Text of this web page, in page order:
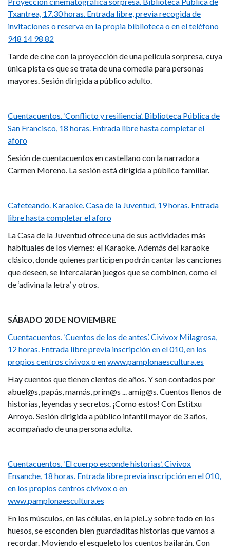
Txantrea, 17.30 horas. Entrada libre, previa recogida de
invitaciones o reserva en la propia biblioteca o en el teléfono
948 14 98 82
Tarde de cine con la proyección de una película sorpresa, cuya
única pista es que se trata de una comedia para personas
mayores. Sesión dirigida a público adulto.
Cuentacuentos. ‘Conflicto y resiliencia’. Biblioteca Pública de
San Francisco, 18 horas. Entrada libre hasta completar el
aforo
Sesión de cuentacuentos en castellano con la narradora
Carmen Moreno. La sesión está dirigida a público familiar.
Cafeteando. Karaoke. Casa de la Juventud, 19 horas. Entrada
libre hasta completar el aforo
La Casa de la Juventud ofrece una de sus actividades más
habituales de los viernes: el Karaoke. Además del karaoke
clásico, donde quienes participen podrán cantar las canciones
que deseen, se intercalarán juegos que se combinen, como el
de ‘adivina la letra’ y otros.
SÁBADO 20 DE NOVIEMBRE
Cuentacuentos. ‘Cuentos de los de antes’. Civivox Milagrosa,
12 horas. Entrada libre previa inscripción en el 010, en los
propios centros civivox o enwww.pamplonaescultura.es
Hay cuentos que tienen cientos de años. Y son contados por
abuel@s, papás, mamás, prim@s ... amig@s. Cuentos llenos de
historias, leyendas y secretos. ¡Como estos! Con Estitxu
Arroyo. Sesión dirigida a público infantil mayor de 3 años,
acompañado de una persona adulta.
Cuentacuentos. ‘El cuerpo esconde historias’. Civivox
Ensanche, 18 horas. Entrada libre previa inscripción en el 010,
en los propios centros civivox o en
www.pamplonaescultura.es
En los músculos, en las células, en la piel...y sobre todo en los
huesos, se esconden bien guardaditas historias que vamos a
recordar. Moviendo el esqueleto los cuentos bailarán. Con